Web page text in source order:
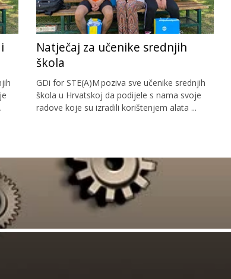
Natječaj za učenike srednjih
škola
GDi for STE(A)M poziva sve učenike srednjih
škola u Hrvatskoj da podijele s nama svoje
radove koje su izradili korištenjem alata ...